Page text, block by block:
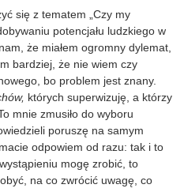
się z tematem „Czy my
potencjału ludzkiego w
że miałem ogromny dylemat,
bardziej, że nie wiem czy
bo problem jest znany.
których superwizuję, a którzy
mnie zmusiło do wyboru
poruszę na samym
odpowiem od razu: tak i to
mogę zrobić, to
na co zwrócić uwagę, co